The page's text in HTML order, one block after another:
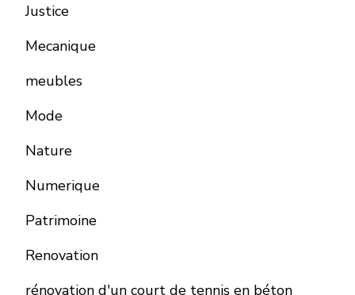
Justice
Mecanique
meubles
Mode
Nature
Numerique
Patrimoine
Renovation
rénovation d'un court de tennis en béton